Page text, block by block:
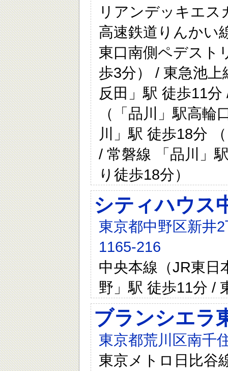
リアンデッキエス
高速鉄道りんかい
東口南側ペデスト
歩3分） / 東急池
反田」駅 徒歩11
（「品川」駅高
川」駅 徒歩18分
/ 常磐線 「品川」
り徒歩18分）
シティハウス
東京都中野区新井
1165-216
中央本線（JR東日
野」駅 徒歩11分 /
ブランシエラ
東京都荒川区南千
東京メトロ日比谷